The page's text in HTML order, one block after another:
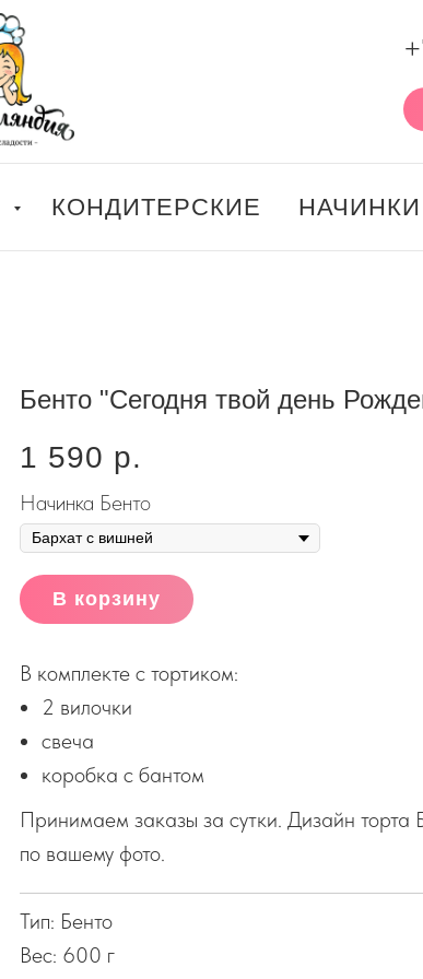
КОНДИТЕРСКИЕ НАЧИНКИ
Бенто "Сегодня твой день
1 590 р.
Начинка Бенто
В корзину
В комплекте с тортиком:
2 вилочки
свеча
коробка с бантом
Принимаем заказы за сутки. Дизайн торта
по вашему фото.
Тип: Бенто
Вес: 600 г